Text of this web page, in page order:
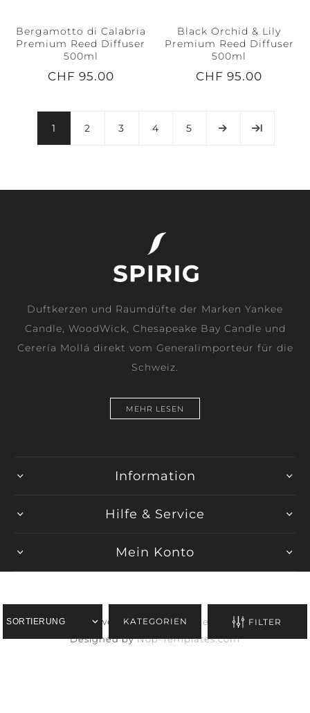
FILTER
KATEGORIEN
Bergamotto di Calabria
Premium Reed Diffuser
500ml
CHF 95.00
Black Orchid & Lily
Premium Reed Diffuser
500ml
CHF 95.00
1 2 3 4 5
Duftkerzen und Raumdüfte der Marken Yankee
Candle, WoodWick, Chesapeake Bay Candle und
Cerería Mollá direkt vom Generalimporteur für die
Schweiz.
MEHR LESEN
Information
Hilfe & Service
Mein Konto
Powered bynopCommerce
Designed byNop-Templates.com